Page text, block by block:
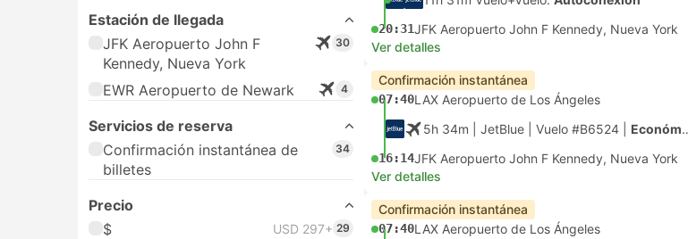
Estación de llegada
JFK Aeropuerto John F
Kennedy, Nueva York
30
EWR Aeropuerto de Newark 4
Servicios de reserva
Confirmación instantánea de
billetes
34
Precio
$
USD 297+ 29
20:31JFK Aeropuerto John F Kennedy, Nueva York
Ver detalles
Confirmación instantánea
07:40LAX Aeropuerto de Los Ángeles
5h 34m | JetBlue Vuelo #B6524 Económica
16:14JFK Aeropuerto John F Kennedy, Nueva York
Ver detalles
Confirmación instantánea
07:40LAX Aeropuerto de Los Ángeles